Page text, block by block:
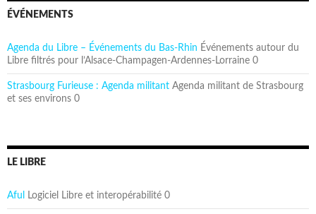
ÉVÉNEMENTS
Agenda du Libre – Événements du Bas-Rhin Événements autour du
Libre filtrés pour l’Alsace-Champagen-Ardennes-Lorraine 0
Strasbourg Furieuse : Agenda militant Agenda militant de Strasbourg
et ses environs 0
LE LIBRE
Aful Logiciel Libre et interopérabilité 0